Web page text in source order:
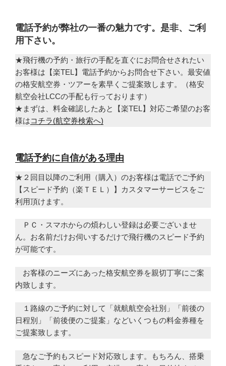
電話予約が弊社の一番の魅力です。是非、ご利
用下さい。
★飛行機の予約・旅行の手配を直ぐにお問合せされたい
お客様は【楽TEL】電話予約からお問合せ下さい。最安値
の格安航空券・ツアーを素早くご提案致します。（格安
航空会社LCCの手配も行っております）
★まずは、料金確認したあと【楽TEL】対応ご希望のお客
様はコチラ(航空券検索へ)
電話予約に自信がある理由
★２回目以降のご利用（購入）のお客様は電話でご予約
【スピード予約（楽ＴＥＬ）】カスタマーサービスをご
利用頂けます。
ＰＣ・スマホからの煩わしい登録は必要ございませ
ん。お名前だけお伺いするだけで飛行機のスピード予約
が可能です。
お客様のニーズにあった格安航空券を親切丁寧にご案
内致します。
１路線のご予約に対して「就航航空会社別」「前後の
日程別」「前後便のご提案」などいくつもの料金券種を
ご提案致します。
急なご予約もスピード対応致します。もちろん、搭乗